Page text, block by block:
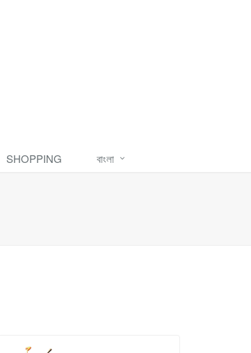
SHOPPING বাংলা